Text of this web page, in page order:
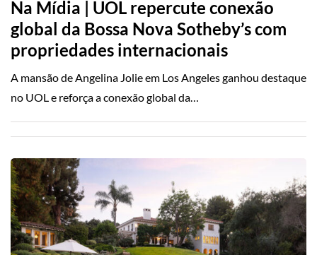
Na Mídia | UOL repercute conexão
global da Bossa Nova Sotheby’s com
propriedades internacionais
A mansão de Angelina Jolie em Los Angeles ganhou destaque
no UOL e reforça a conexão global da…